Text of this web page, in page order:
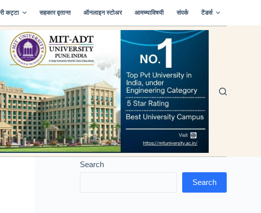
कट्टा सहकार वृतान्त ऑनलाइन स्टोअर आमच्याविषयी संपर्क टेंडर्स
Search
Search